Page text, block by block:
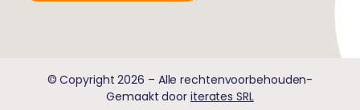
© Copyright 2026 – Alle rechtenvoorbehouden-
Gemaakt door iterates SRL